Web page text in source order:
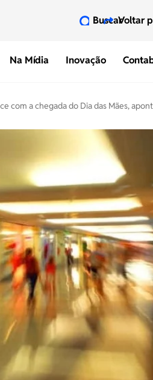
Na Mídia Inovação
BuscarVoltar
com a chegada do Dia das Mães,